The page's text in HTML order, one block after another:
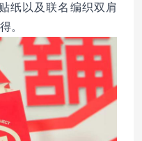
纸以及联名编织双肩
。